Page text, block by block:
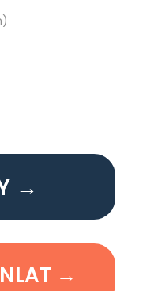
→
→